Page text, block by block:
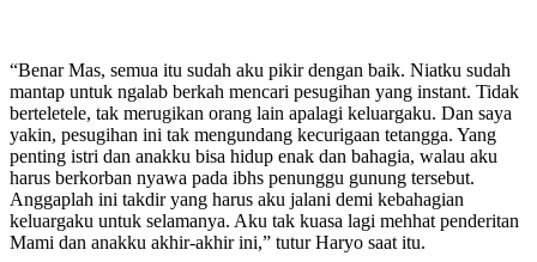
“Benar Mas, semua itu sudah aku pikir dengan baik. Niatku sudah
mantap untuk ngalab berkah mencari pesugihan yang instant. Tidak
berteletele, tak merugikan orang lain apalagi keluargaku. Dan saya
yakin, pesugihan ini tak mengundang kecurigaan tetangga. Yang
penting istri dan anakku bisa hidup enak dan bahagia, walau aku
harus berkorban nyawa pada ibhs penunggu gunung tersebut.
Anggaplah ini takdir yang harus aku jalani demi kebahagian
keluargaku untuk selamanya. Aku tak kuasa lagi mehhat penderitan
Mami dan anakku akhir-akhir ini,” tutur Haryo saat itu.